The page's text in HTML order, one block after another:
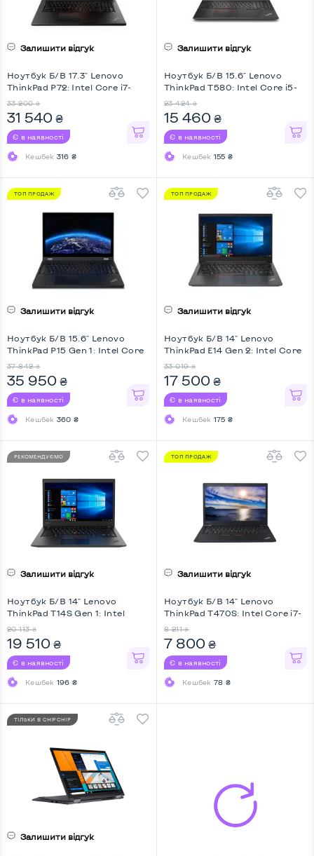
Залишити відгук
Ноутбук Б/В 17.3" Lenovo
ThinkPad P72: Intel Core i7-
Full HD, Key Light
33 200 ₴
31 540 ₴
Є в наявності
Кешбек 316 ₴
Залишити відгук
Ноутбук Б/В 15.6" Lenovo
ThinkPad T580: Intel Core i5-
Touchscreen, 4G (LTE), Key
Light
23 424 ₴
15 460 ₴
Є в наявності
Кешбек 155 ₴
ТОП ПРОДАЖ
Залишити відгук
Ноутбук Б/В 15.6" Lenovo
ThinkPad P15 Gen 1: Intel Core
3000, IPS, Full HD, Key Light
37 842 ₴
35 950 ₴
Є в наявності
Кешбек 360 ₴
ТОП ПРОДАЖ
Залишити відгук
Ноутбук Б/В 14" Lenovo
ThinkPad E14 Gen 2: Intel Core
Key Light
33 019 ₴
17 500 ₴
Є в наявності
Кешбек 175 ₴
РЕКОМЕНДУЄМО
Залишити відгук
Ноутбук Б/В 14" Lenovo
ThinkPad T14S Gen 1: Intel
Full HD, Touchscreen
20 113 ₴
19 510 ₴
Є в наявності
Кешбек 196 ₴
ТОП ПРОДАЖ
Залишити відгук
Ноутбук Б/В 14" Lenovo
ThinkPad T470S: Intel Core i7-
Touchscreen, Key Light
8 211 ₴
7 800 ₴
Є в наявності
Кешбек 78 ₴
ТІЛЬКИ В CHIPCHIP
Залишити відгук